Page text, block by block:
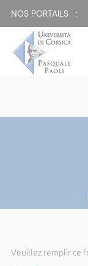
NOS PORTAILS :
Veuillez remplir ce